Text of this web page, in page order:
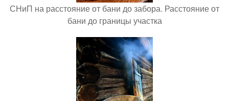
СНиП на расстояние от бани до забора. Расстояние от
бани до границы участка